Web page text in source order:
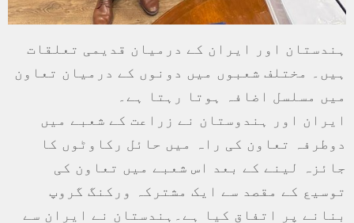
ہندستان اور ایران کے درمیان قدیمی تعلقات
ہیں۔ مختلف شعبوں میں دونوں کے درمیان تعاون
میں مسلسل اضافہ ہوتا رہتا ہے۔
ایران اور ہندوستان نے زراعت کے شعبے میں
دوطرفہ تعاون کی راہ میں حائل رکاوٹوں کا
جائزہ لینے کے بعد اس شعبے میں تعاون کی
توسیع کے مقصد سے ایک مشترکہ ورکنگ گروپ
بنانے پر اتفاق کیا ہے۔ہندستان نے ایران سے